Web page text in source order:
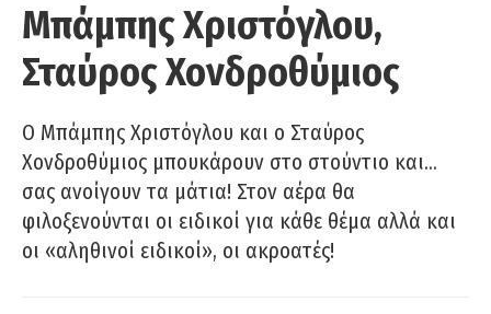
Μπάμπης Χριστόγλου,
Σταύρος Χονδροθύμιος
O Μπάμπης Χριστόγλου και ο Σταύρος
Χονδροθύμιος μπουκάρουν στο στούντιο και…
σας ανοίγουν τα μάτια! Στον αέρα θα
φιλοξενούνται οι ειδικοί για κάθε θέμα αλλά και
οι «αληθινοί ειδικοί», οι ακροατές!